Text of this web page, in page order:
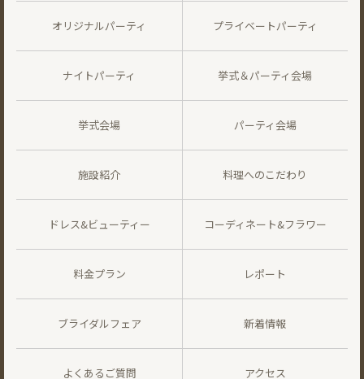
オリジナルパーティ プライベートパーティ
ナイトパーティ 挙式＆パーティ会場
挙式会場 パーティ会場
施設紹介 料理へのこだわり
ドレス&ビューティー コーディネート&フラワー
料金プラン レポート
ブライダルフェア 新着情報
よくあるご質問 アクセス